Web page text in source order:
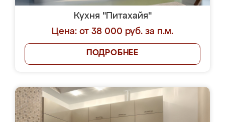
Кухня "Питахайя"
Цена: от 38 000 руб. за п.м.
ПОДРОБНЕЕ